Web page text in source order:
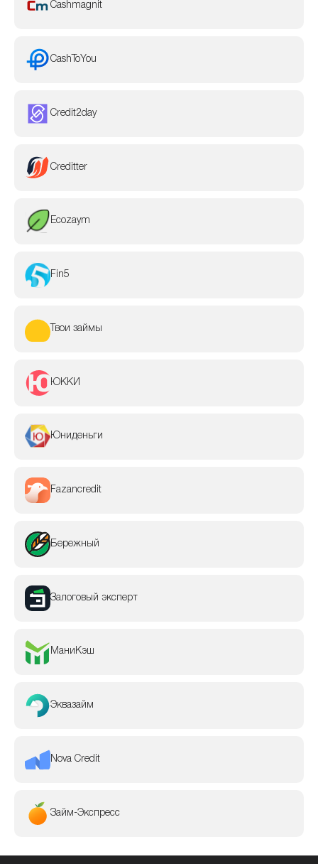
Cashmagnit
CashToYou
Credit2day
Creditter
Ecozaym
Fin5
Твои займы
ЮККИ
Юниденьги
Fazancredit
Бережный
Залоговый эксперт
МаниКэш
Эквазайм
Nova Credit
Займ-Экспресс